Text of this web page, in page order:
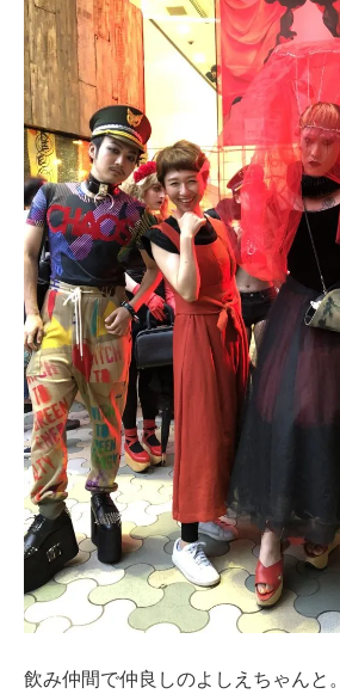
飲み仲間で仲良しのよしえちゃんと。